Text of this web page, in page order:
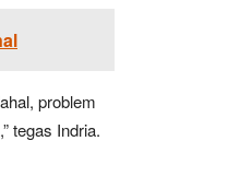
problem
tegas Indria.